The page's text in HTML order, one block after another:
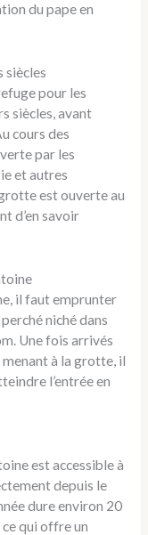
du pape en
siècles
pour les
siècles, avant
cours des
par les
et autres
est ouverte au
d’en savoir
il faut emprunter
niché dans
Une fois arrivés
à la grotte, il
l’entrée en
est accessible à
depuis le
dure environ 20
qui offre un